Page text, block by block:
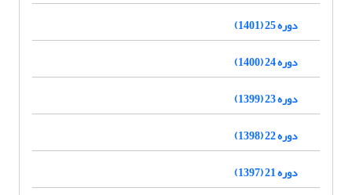
دوره 25 (1401)
دوره 24 (1400)
دوره 23 (1399)
دوره 22 (1398)
دوره 21 (1397)